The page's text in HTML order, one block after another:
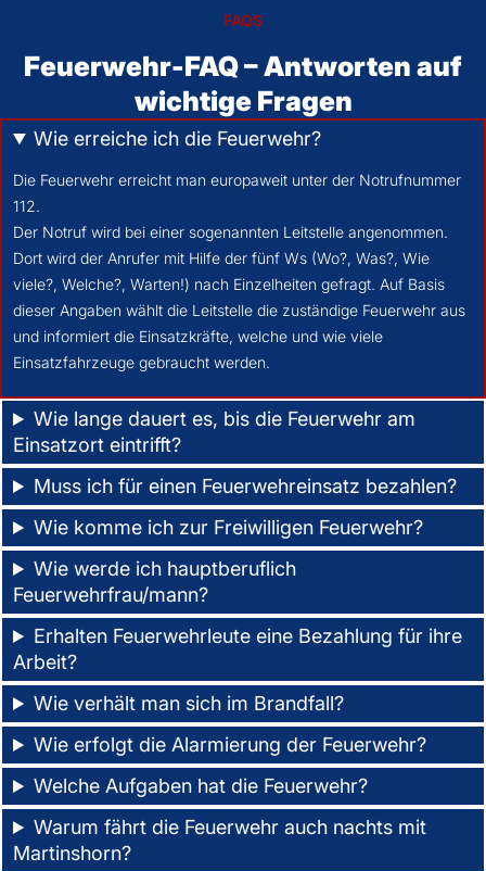
FAQS
Feuerwehr-FAQ – Antworten auf
wichtige Fragen
Wie erreiche ich die Feuerwehr?
Die Feuerwehr erreicht man europaweit unter der Notrufnummer
112.
Der Notruf wird bei einer sogenannten Leitstelle angenommen.
Dort wird der Anrufer mit Hilfe der fünf Ws (Wo?, Was?, Wie
viele?, Welche?, Warten!) nach Einzelheiten gefragt. Auf Basis
dieser Angaben wählt die Leitstelle die zuständige Feuerwehr aus
und informiert die Einsatzkräfte, welche und wie viele
Einsatzfahrzeuge gebraucht werden.
Wie lange dauert es, bis die Feuerwehr am
Einsatzort eintrifft?
Muss ich für einen Feuerwehreinsatz bezahlen?
Wie komme ich zur Freiwilligen Feuerwehr?
Wie werde ich hauptberuflich
Feuerwehrfrau/mann?
Erhalten Feuerwehrleute eine Bezahlung für ihre
Arbeit?
Wie verhält man sich im Brandfall?
Wie erfolgt die Alarmierung der Feuerwehr?
Welche Aufgaben hat die Feuerwehr?
Warum fährt die Feuerwehr auch nachts mit
Martinshorn?